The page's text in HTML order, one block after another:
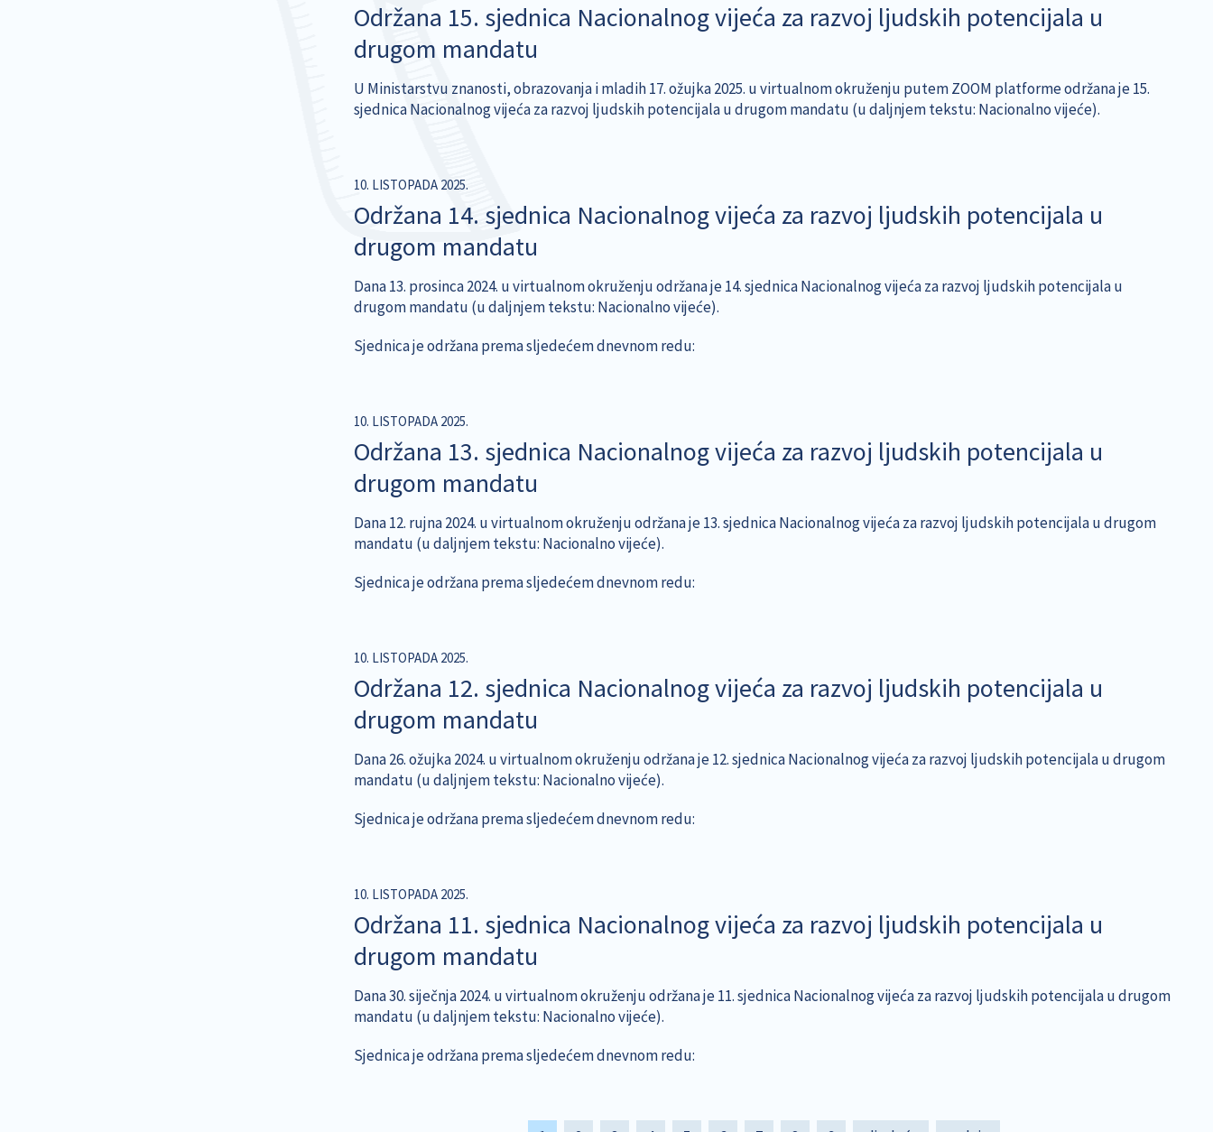
Održana 15. sjednica Nacionalnog vijeća za razvoj ljudskih potencijala u
drugom mandatu
U Ministarstvu znanosti, obrazovanja i mladih 17. ožujka 2025. u virtualnom okruženju putem ZOOM platforme održana je 15.
sjednica Nacionalnog vijeća za razvoj ljudskih potencijala u drugom mandatu (u daljnjem tekstu: Nacionalno vijeće).
10. LISTOPADA 2025.
Održana 14. sjednica Nacionalnog vijeća za razvoj ljudskih potencijala u
drugom mandatu
Dana 13. prosinca 2024. u virtualnom okruženju održana je 14. sjednica Nacionalnog vijeća za razvoj ljudskih potencijala u
drugom mandatu (u daljnjem tekstu: Nacionalno vijeće).
Sjednica je održana prema sljedećem dnevnom redu:
10. LISTOPADA 2025.
Održana 13. sjednica Nacionalnog vijeća za razvoj ljudskih potencijala u
drugom mandatu
Dana 12. rujna 2024. u virtualnom okruženju održana je 13. sjednica Nacionalnog vijeća za razvoj ljudskih potencijala u drugom
mandatu (u daljnjem tekstu: Nacionalno vijeće).
Sjednica je održana prema sljedećem dnevnom redu:
10. LISTOPADA 2025.
Održana 12. sjednica Nacionalnog vijeća za razvoj ljudskih potencijala u
drugom mandatu
Dana 26. ožujka 2024. u virtualnom okruženju održana je 12. sjednica Nacionalnog vijeća za razvoj ljudskih potencijala u drugom
mandatu (u daljnjem tekstu: Nacionalno vijeće).
Sjednica je održana prema sljedećem dnevnom redu:
10. LISTOPADA 2025.
Održana 11. sjednica Nacionalnog vijeća za razvoj ljudskih potencijala u
drugom mandatu
Dana 30. siječnja 2024. u virtualnom okruženju održana je 11. sjednica Nacionalnog vijeća za razvoj ljudskih potencijala u drugom
mandatu (u daljnjem tekstu: Nacionalno vijeće).
Sjednica je održana prema sljedećem dnevnom redu: